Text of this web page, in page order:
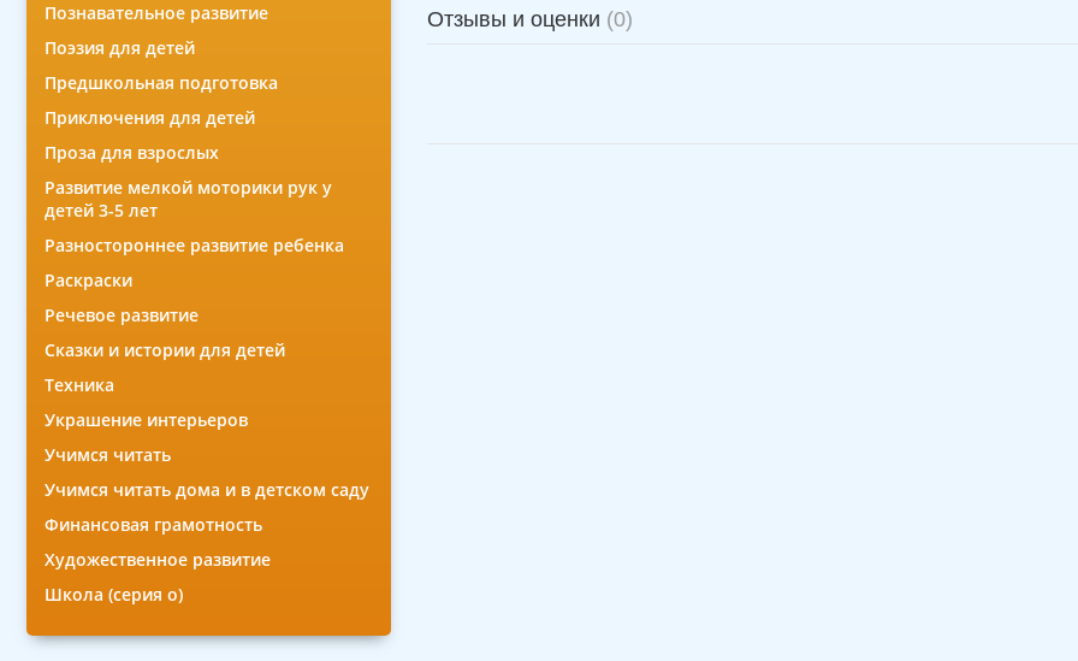
Познавательное развитие
Поэзия для детей
Предшкольная подготовка
Приключения для детей
Проза для взрослых
Развитие мелкой моторики рук у
детей 3-5 лет
Разностороннее развитие ребенка
Раскраски
Речевое развитие
Сказки и истории для детей
Техника
Украшение интерьеров
Учимся читать
Учимся читать дома и в детском саду
Финансовая грамотность
Художественное развитие
Школа (серия о)
Отзывы и оценки (0)